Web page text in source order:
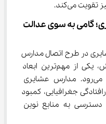
تقویت می‌کند.
توجه ویژه به مدارس عشایری؛ گامی به‌ سوی عدالت
در طرح اتصال مدارس
به فیبر نوری آموزش و پرورش، یکی از مهم‌ترین ابعاد
اجتماعی این پروژه به شمار می‌رود. مدارس عشایری
نظیر دورافتادگی جغرافیایی، کمبود
به منابع نوین